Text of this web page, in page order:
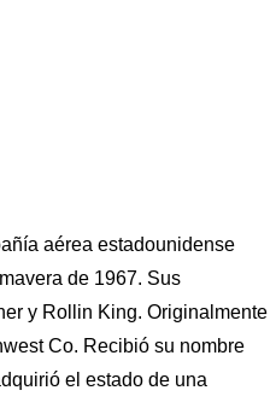
aérea estadounidense
de 1967. Sus
y Rollin King. Originalmente
Co. Recibió su nombre
el estado de una